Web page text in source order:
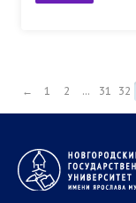
← 1 2 ... 31 32